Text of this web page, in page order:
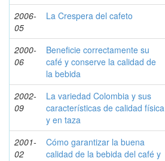
2006-
05
La Crespera del cafeto
2000-
06
Beneficie correctamente su
café y conserve la calidad de
la bebida
2002-
09
La variedad Colombia y sus
características de calidad física
y en taza
2001-
02
Cómo garantizar la buena
calidad de la bebida del café y